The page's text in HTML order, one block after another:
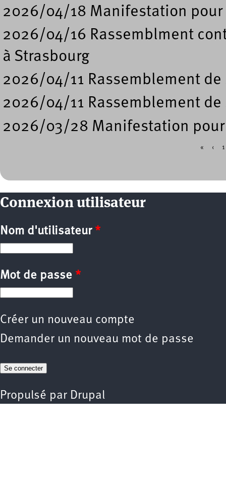
2026/04/18 Manifestation pour
2026/04/16 Rassemblment
à Strasbourg
2026/04/11 Rassemblement
2026/04/11 Rassemblement de
2026/03/28 Manifestation pour
« ‹ 1
Connexion utilisateur
Nom d'utilisateur *
Mot de passe *
Créer un nouveau compte
Demander un nouveau mot de passe
Propulsé par Drupal